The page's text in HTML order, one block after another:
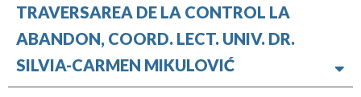
TRAVERSAREA DE LA CONTROL LA
ABANDON, COORD. LECT. UNIV. DR.
SILVIA-CARMEN MIKULOVIĆ